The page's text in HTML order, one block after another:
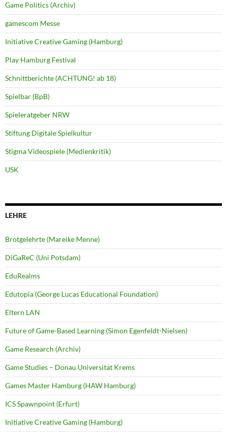
Game Politics (Archiv)
gamescom Messe
Initiative Creative Gaming (Hamburg)
Play Hamburg Festival
Schnittberichte (ACHTUNG! ab 18)
Spielbar (BpB)
Spieleratgeber NRW
Stiftung Digitale Spielkultur
Stigma Videospiele (Medienkritik)
USK
LEHRE
Brotgelehrte (Mareike Menne)
DiGaReC (Uni Potsdam)
EduRealms
Edutopia (George Lucas Educational Foundation)
Eltern LAN
Future of Game-Based Learning (Simon Egenfeldt-Nielsen)
Game Research (Archiv)
Game Studies – Donau Universität Krems
Games Master Hamburg (HAW Hamburg)
ICS Spawnpoint (Erfurt)
Initiative Creative Gaming (Hamburg)